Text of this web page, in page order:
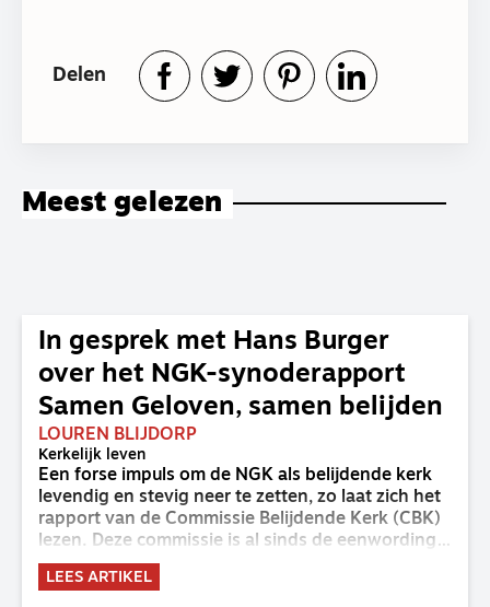
Delen
Meest gelezen
In gesprek met Hans Burger
over het NGK-synoderapport
Samen Geloven, samen belijden
LOUREN BLIJDORP
Kerkelijk leven
Een forse impuls om de NGK als belijdende kerk
levendig en stevig neer te zetten, zo laat zich het
rapport van de Commissie Belijdende Kerk (CBK)
lezen. Deze commissie is al sinds de eenwording
van de GKv en NGK actief en kreeg van de
synode van Deventer in 2023 de opdracht om
LEES ARTIKEL